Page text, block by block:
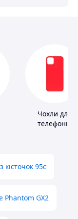
Чохли для
телефонів
кісточок 95с
Phantom GX2